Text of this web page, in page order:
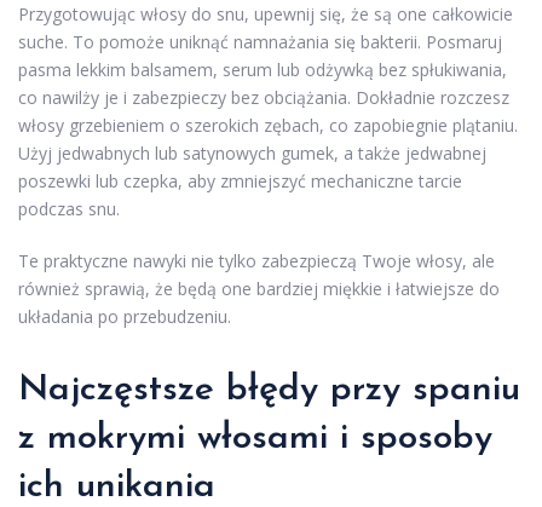
Przygotowując włosy do snu, upewnij się, że są one całkowicie
suche. To pomoże uniknąć namnażania się bakterii. Posmaruj
pasma lekkim balsamem, serum lub odżywką bez spłukiwania,
co nawilży je i zabezpieczy bez obciążania. Dokładnie rozczesz
włosy grzebieniem o szerokich zębach, co zapobiegnie plątaniu.
Użyj jedwabnych lub satynowych gumek, a także jedwabnej
poszewki lub czepka, aby zmniejszyć mechaniczne tarcie
podczas snu.
Te praktyczne nawyki nie tylko zabezpieczą Twoje włosy, ale
również sprawią, że będą one bardziej miękkie i łatwiejsze do
układania po przebudzeniu.
Najczęstsze błędy przy spaniu
z mokrymi włosami i sposoby
ich unikania